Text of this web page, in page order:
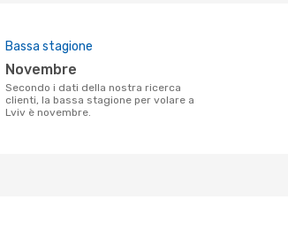
Bassa stagione
novembre
Secondo i dati della nostra ricerca
clienti, la bassa stagione per volare a
Lviv è novembre.